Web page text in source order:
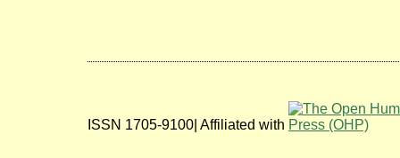
ISSN 1705-9100| Affiliated with